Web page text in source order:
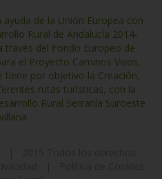
de la Unión Europea con
Rural de Andalucía 2014-
través del Fondo Europeo de
el Proyecto Caminos Vivos,
tiene por objetivo la Creación,
rutas turísticas, con la
Rural Serranía Suroeste